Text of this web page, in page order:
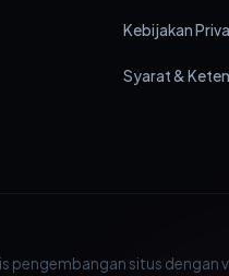
Kebijakan
Syarat &
pengembangan situs dengan